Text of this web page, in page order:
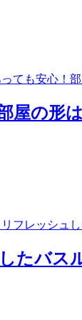
屋の形
たバス